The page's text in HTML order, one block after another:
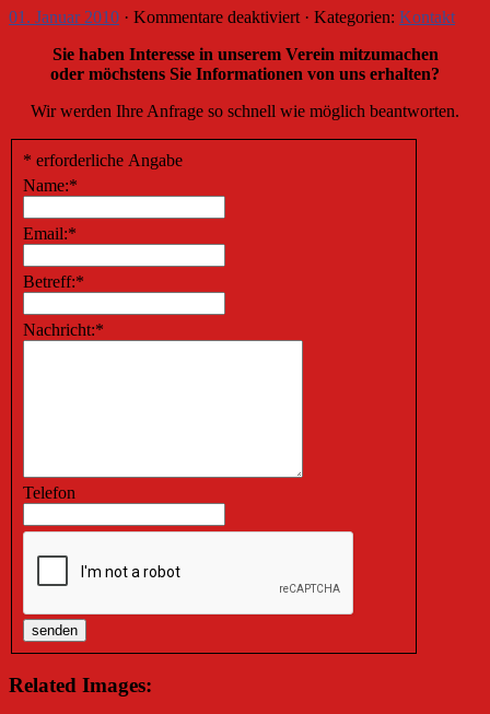
01. Januar 2010 · Kommentare deaktiviertfür
· Kategorien: Kontakt
Sie haben Interesse in unserem Verein mitzumachen
oder möchstens Sie Informationen von uns erhalten?
Wir werden Ihre Anfrage so schnell wie möglich beantworten.
* erforderliche Angabe
Name:*
Email:*
Betreff:*
Nachricht:*
Telefon
Related Images: